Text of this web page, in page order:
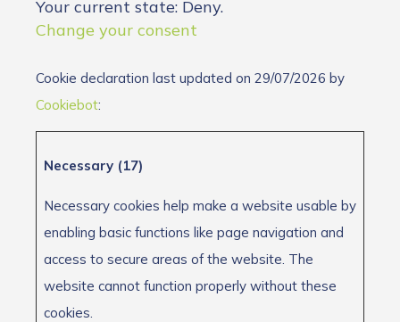
Your current state: Deny.
Change your consent
Cookie declaration last updated on 29/07/2026 by
Cookiebot:
Necessary (17)
Necessary cookies help make a website usable by
enabling basic functions like page navigation and
access to secure areas of the website. The
website cannot function properly without these
cookies.